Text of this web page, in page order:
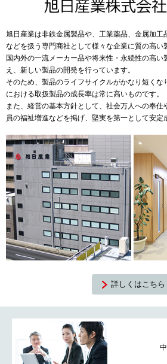
旭日産業は非鉄金属製品や、工業薬品、金属加工
などを扱う専門商社として様々な企業に質の高い
国内外の一流メーカー品や将来性・永続性の高
え、新しい製品の開発を行っています。
そのため、製品のライフサイクルがかなり短く
における取扱製品の成長率は常に高いものです。
また、経営の基本方針として、社会万人への奉仕
員の福祉増進などを掲げ、堅実を第一として安定
詳しくはこちら